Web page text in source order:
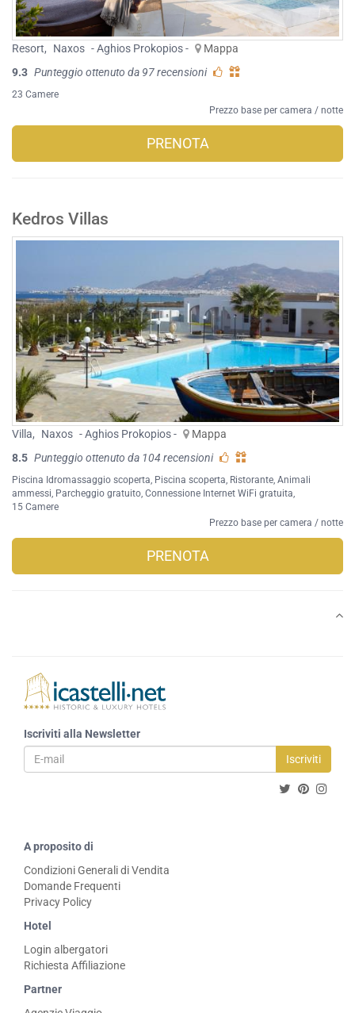
Resort, Naxos - Aghios Prokopios -
Mappa
9.3 Punteggio ottenuto da 97 recensioni
23 Camere
Prezzo base per camera / notte
PRENOTA
Kedros Villas
Villa, Naxos - Aghios Prokopios -
Mappa
8.5 Punteggio ottenuto da 104 recensioni
Piscina Idromassaggio scoperta, Piscina scoperta, Ristorante, Animali
ammessi, Parcheggio gratuito, Connessione Internet WiFi gratuita,
15 Camere
Prezzo base per camera / notte
PRENOTA
Iscriviti alla Newsletter
Iscriviti
A proposito di
Condizioni Generali di Vendita
Domande Frequenti
Privacy Policy
Hotel
Login albergatori
Richiesta Affiliazione
Partner